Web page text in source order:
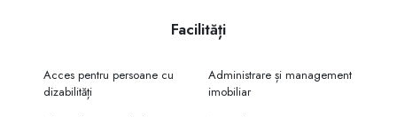
Facilități
Acces pentru persoane cu
dizabilități
Administrare și management
imobiliar